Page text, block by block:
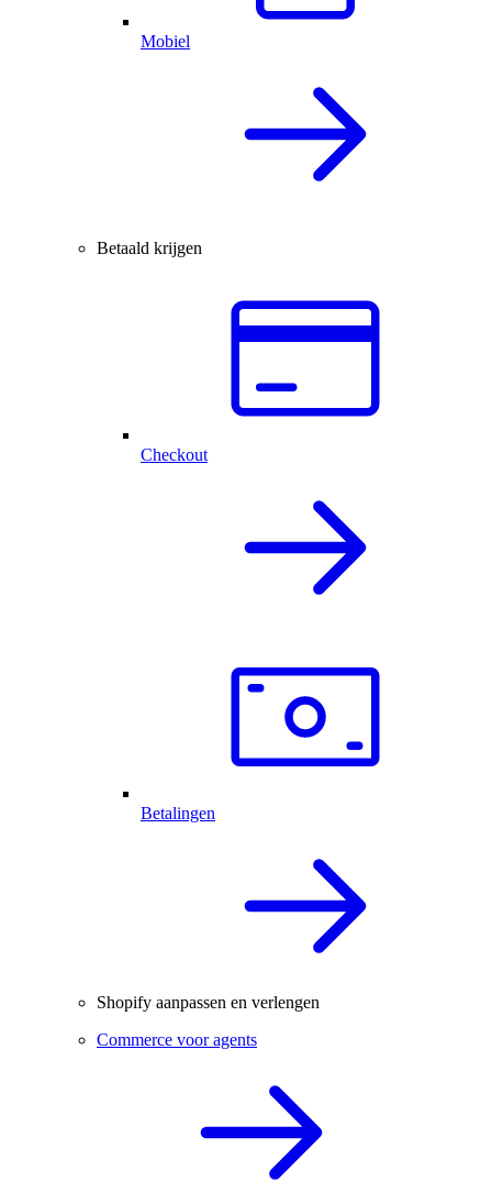
Mobiel
Betaald krijgen
Checkout
Betalingen
Shopify aanpassen en verlengen
Commerce voor agents